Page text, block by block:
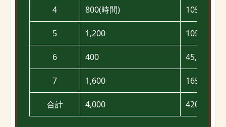
4 800(時間) 105,000(
5 1,200 105,000
6 400 45,000
7 1,600 165,000
合計 4,000 420,000